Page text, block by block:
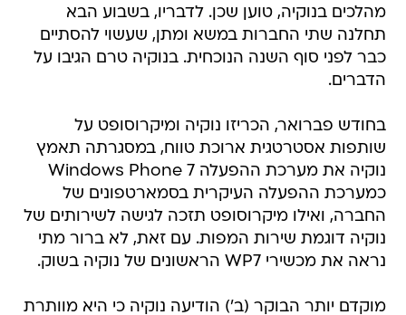
מהלכים בנוקיה, טוען שכן. לדבריו, בשבוע הבא
תחלנה שתי החברות במשא ומתן, שעשוי להסתיים
כבר לפני סוף השנה הנוכחית. בנוקיה טרם הגיבו על
הדברים.
בחודש פברואר, הכריזו נוקיה ומיקרוסופט על
שותפות אסטרטגית ארוכת טווח, במסגרתה תאמץ
נוקיה את מערכת ההפעלה Windows Phone 7
כמערכת ההפעלה העיקרית בסמארטפונים של
החברה, ואילו מיקרוסופט תזכה לגישה לשירותים של
נוקיה דוגמת שירות המפות. עם זאת, לא ברור מתי
נראה את מכשירי WP7 הראשונים של נוקיה בשוק.
מוקדם יותר הבוקר (ב') הודיעה נוקיה כי היא מוותרת